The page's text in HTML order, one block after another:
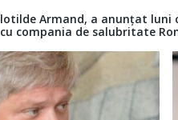
Armand, a anunțat
compania de salubritate